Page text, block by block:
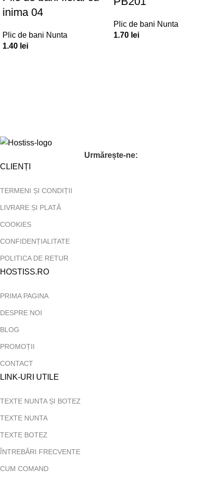
inima 04
Plic de bani Nunta
1.40 lei
Plic de bani Nunta
1.70 lei
Urmărește-ne:
CLIENȚI
TERMENI ȘI CONDIȚII
LIVRARE ȘI PLATĂ
COOKIES
CONFIDENȚIALITATE
POLITICA DE RETUR
HOSTISS.RO
PRIMA PAGINA
DESPRE NOI
BLOG
PROMOȚII
CONTACT
LINK-URI UTILE
TEXTE NUNTA ȘI BOTEZ
TEXTE NUNTA
TEXTE BOTEZ
ÎNTREBĂRI FRECVENTE
CUM COMAND